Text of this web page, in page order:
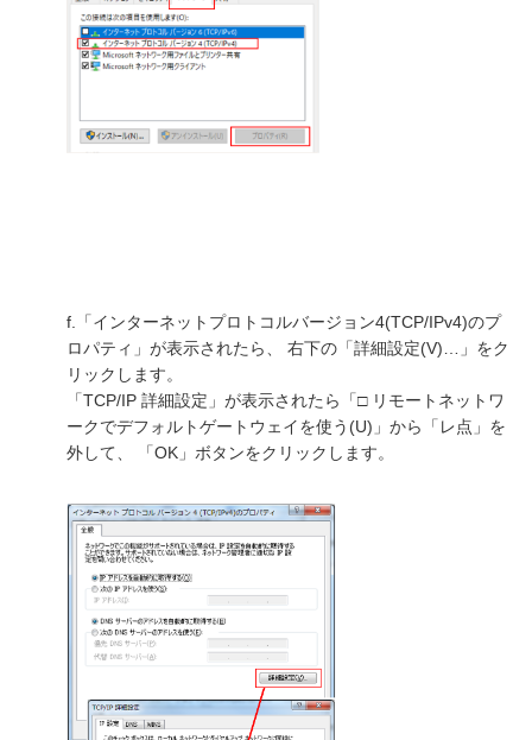
f.「インターネットプロトコルバージョン4(TCP/IPv4)のプ
ロパティ」が表示されたら、 右下の「詳細設定(V)…」をク
リックします。
「TCP/IP 詳細設定」が表示されたら「□ リモートネットワ
ークでデフォルトゲートウェイを使う(U)」から「レ点」を
外して、 「OK」ボタンをクリックします。